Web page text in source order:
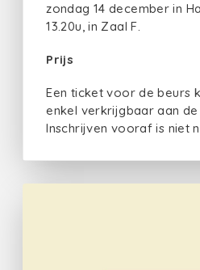
zondag 14 december in
13.20u, in Zaal F.
Prijs
Een ticket voor de beurs
enkel verkrijgbaar aan de
Inschrijven vooraf is niet